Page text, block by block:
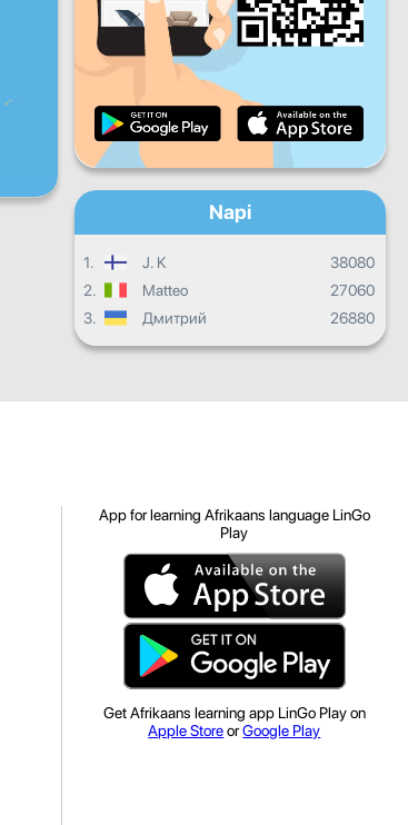
Havi haladás
Összesített eredmény
Napi
1. J. K
38080
2.
Matteo
27060
3.
Дмитрий 26880
App for learning Afrikaans language LinGo
Play
Get Afrikaans learning app LinGo Play on
Apple StoreorGoogle Play